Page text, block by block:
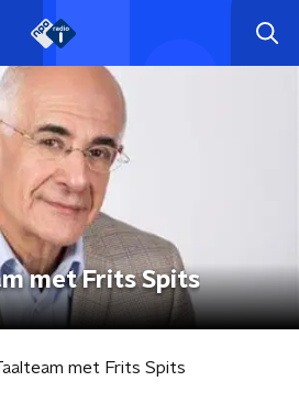
met Frits Spits
met Frits Spits